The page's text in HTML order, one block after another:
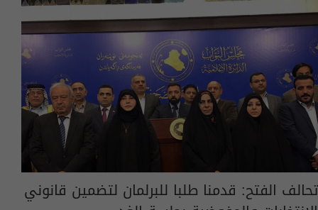
تحالف الفتح: قدمنا طلبا للبرلمان لتضمين قانوني